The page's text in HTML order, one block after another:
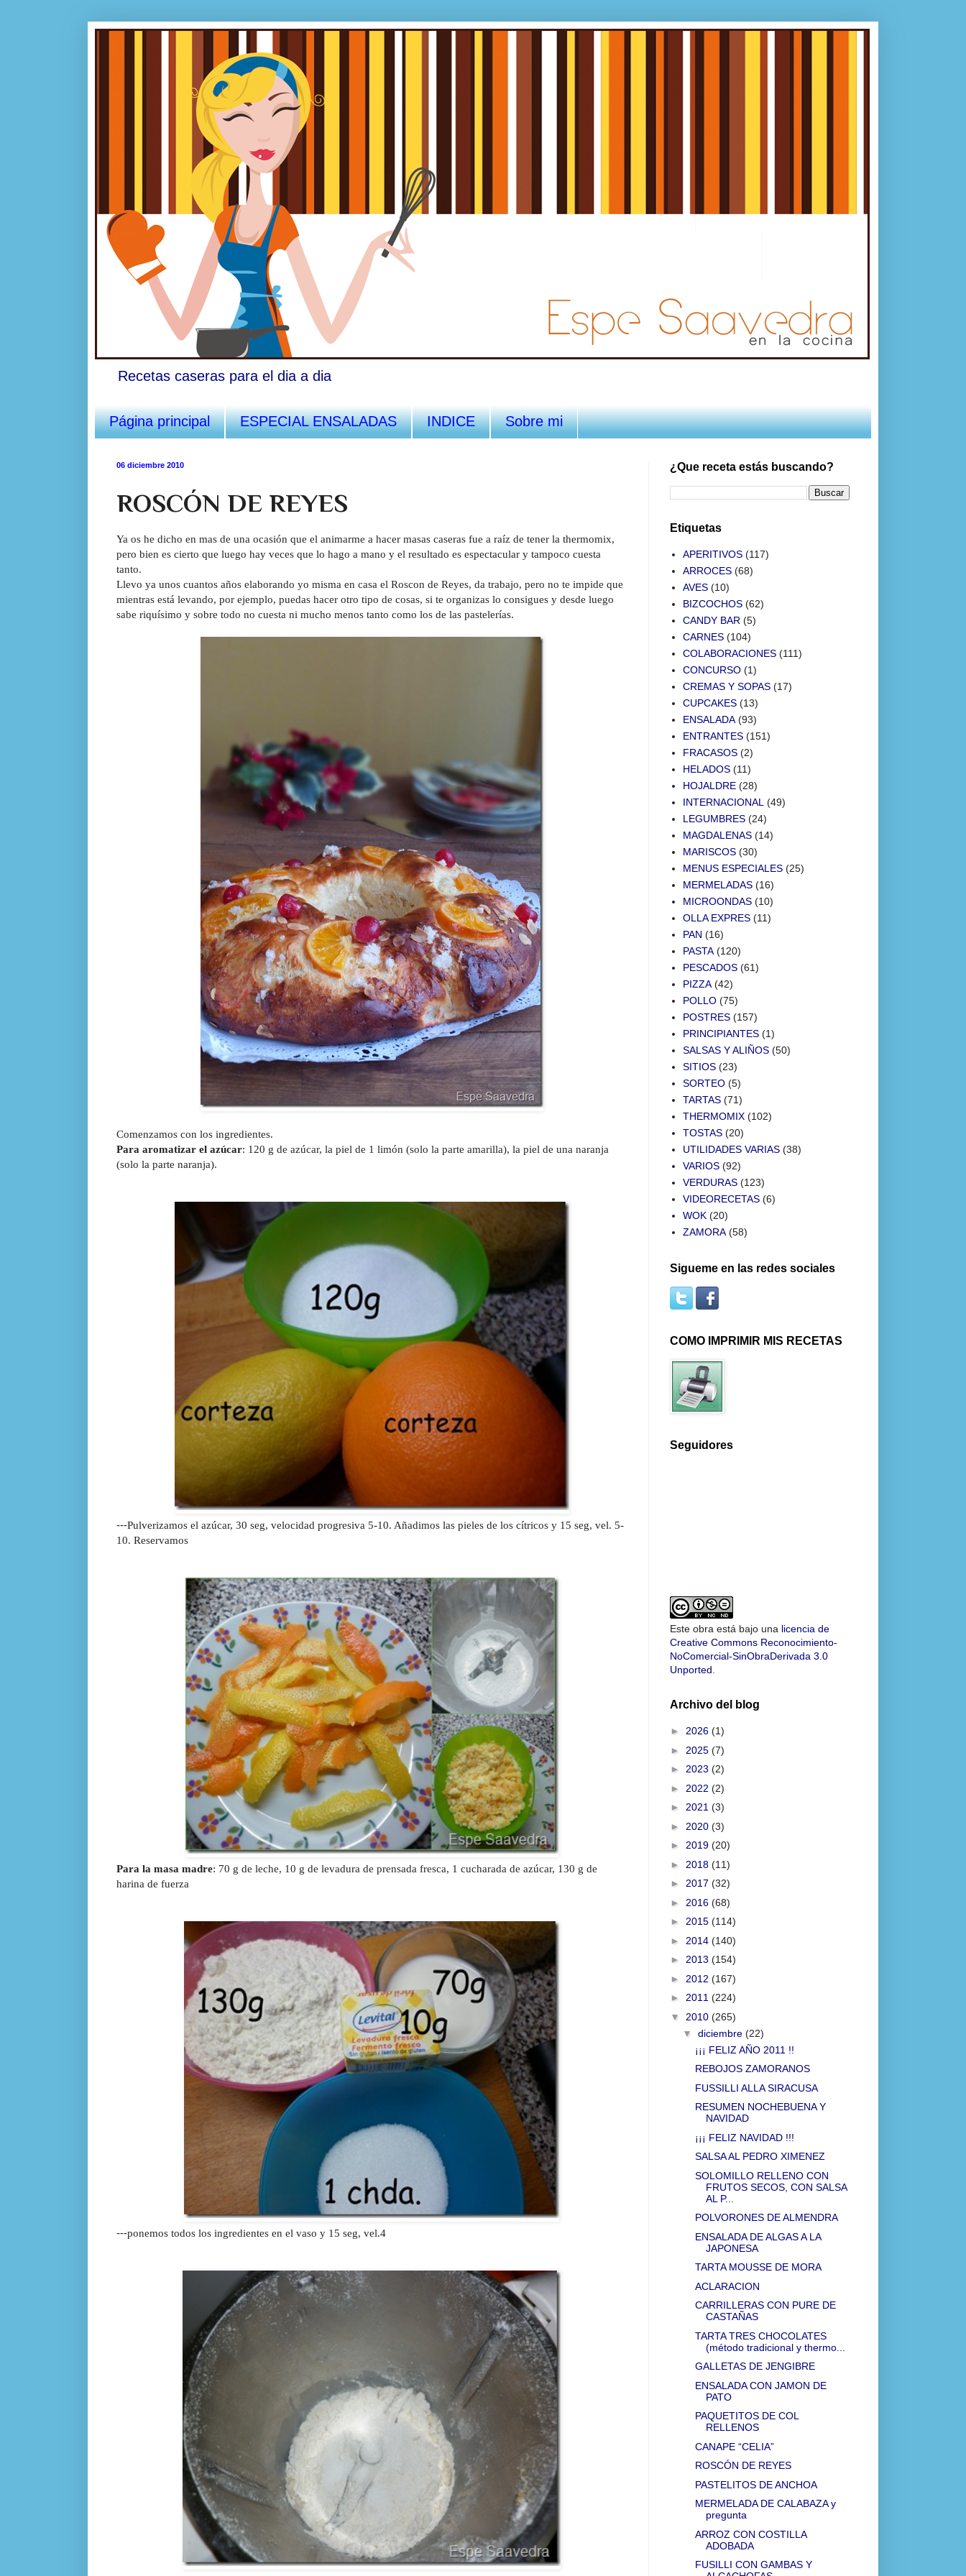
Recetas caseras para el dia a dia
Página principal ESPECIAL ENSALADAS INDICE Sobre mi
06 diciembre 2010
ROSCÓN DE REYES
Ya os he dicho en mas de una ocasión que el animarme a hacer masas caseras fue a raíz de tener la thermomix,
pero bien es cierto que luego hay veces que lo hago a mano y el resultado es espectacular y tampoco cuesta
tanto.
Llevo ya unos cuantos años elaborando yo misma en casa el Roscon de Reyes, da trabajo, pero no te impide que
mientras está levando, por ejemplo, puedas hacer otro tipo de cosas, si te organizas lo consigues y desde luego
sabe riquísimo y sobre todo no cuesta ni mucho menos tanto como los de las pastelerías.
Comenzamos con los ingredientes.
Para aromatizar el azúcar: 120 g de azúcar, la piel de 1 limón (solo la parte amarilla), la piel de una naranja
(solo la parte naranja).
---Pulverizamos el azúcar, 30 seg, velocidad progresiva 5-10. Añadimos las pieles de los cítricos y 15 seg, vel. 5-
10. Reservamos
Para la masa madre: 70 g de leche, 10 g de levadura de prensada fresca, 1 cucharada de azúcar, 130 g de
harina de fuerza
---ponemos todos los ingredientes en el vaso y 15 seg, vel.4
¿Que receta estás buscando?
Etiquetas
APERITIVOS (117)
ARROCES (68)
AVES (10)
BIZCOCHOS (62)
CANDY BAR (5)
CARNES (104)
COLABORACIONES (111)
CONCURSO (1)
CREMAS Y SOPAS (17)
CUPCAKES (13)
ENSALADA (93)
ENTRANTES (151)
FRACASOS (2)
HELADOS (11)
HOJALDRE (28)
INTERNACIONAL (49)
LEGUMBRES (24)
MAGDALENAS (14)
MARISCOS (30)
MENUS ESPECIALES (25)
MERMELADAS (16)
MICROONDAS (10)
OLLA EXPRES (11)
PAN (16)
PASTA (120)
PESCADOS (61)
PIZZA (42)
POLLO (75)
POSTRES (157)
PRINCIPIANTES (1)
SALSAS Y ALIÑOS (50)
SITIOS (23)
SORTEO (5)
TARTAS (71)
THERMOMIX (102)
TOSTAS (20)
UTILIDADES VARIAS (38)
VARIOS (92)
VERDURAS (123)
VIDEORECETAS (6)
WOK (20)
ZAMORA (58)
Sigueme en las redes sociales
COMO IMPRIMIR MIS RECETAS
Seguidores
Este obra está bajo una licencia de
Creative Commons Reconocimiento-
NoComercial-SinObraDerivada 3.0
Unported
Archivo del blog
► 2026 (1)
► 2025 (7)
► 2023 (2)
► 2022 (2)
► 2021 (3)
► 2020 (3)
► 2019 (20)
► 2018 (11)
► 2017 (32)
► 2016 (68)
► 2015 (114)
► 2014 (140)
► 2013 (154)
► 2012 (167)
► 2011 (224)
▼ 2010 (265)
▼ diciembre (22)
¡¡¡ FELIZ AÑO 2011 !!
REBOJOS ZAMORANOS
FUSSILLI ALLA SIRACUSA
RESUMEN NOCHEBUENA Y
NAVIDAD
¡¡¡ FELIZ NAVIDAD !!!
SALSA AL PEDRO XIMENEZ
SOLOMILLO RELLENO CON
FRUTOS SECOS, CON SALSA
AL P...
POLVORONES DE ALMENDRA
ENSALADA DE ALGAS A LA
JAPONESA
TARTA MOUSSE DE MORA
ACLARACION
CARRILLERAS CON PURE DE
CASTAÑAS
TARTA TRES CHOCOLATES
(método tradicional y thermo...
GALLETAS DE JENGIBRE
ENSALADA CON JAMON DE
PATO
PAQUETITOS DE COL
RELLENOS
CANAPE “CELIA”
ROSCÓN DE REYES
PASTELITOS DE ANCHOA
MERMELADA DE CALABAZA y
pregunta
ARROZ CON COSTILLA
ADOBADA
FUSILLI CON GAMBAS Y